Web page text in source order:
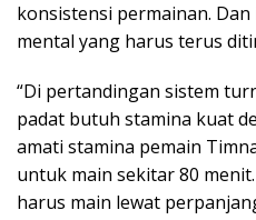
konsistensi permainan.
mental yang harus terus
“Di pertandingan sistem
padat butuh stamina kuat
amati stamina pemain
untuk main sekitar 80
harus main lewat